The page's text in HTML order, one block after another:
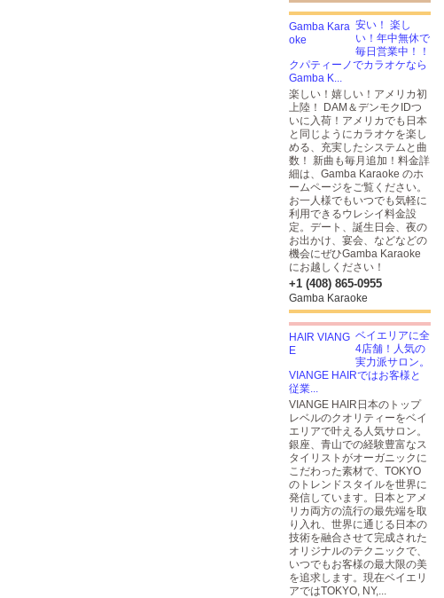
安い！ 楽し
い！年中無休で
毎日営業中！！
クパティーノでカラオケなら
Gamba K...
楽しい！嬉しい！アメリカ初
上陸！ DAM＆デンモクIDつ
いに入荷！アメリカでも日本
と同じようにカラオケを楽し
める、充実したシステムと曲
数！ 新曲も毎月追加！料金詳
細は、Gamba Karaoke のホ
ームページをご覧ください。
お一人様でもいつでも気軽に
利用できるウレシイ料金設
定。デート、誕生日会、夜の
お出かけ、宴会、などなどの
機会にぜひGamba Karaoke
にお越しください！
+1 (408) 865-0955
Gamba Karaoke
ベイエリアに全
4店舗！人気の
実力派サロン。
VIANGE HAIRではお客様と
従業...
VIANGE HAIR日本のトップ
レベルのクオリティーをベイ
エリアで叶える人気サロン。
銀座、青山での経験豊富なス
タイリストがオーガニックに
こだわった素材で、TOKYO
のトレンドスタイルを世界に
発信しています。日本とアメ
リカ両方の流行の最先端を取
り入れ、世界に通じる日本の
技術を融合させて完成された
オリジナルのテクニックで、
いつでもお客様の最大限の美
を追求します。現在ベイエリ
アではTOKYO, NY,...